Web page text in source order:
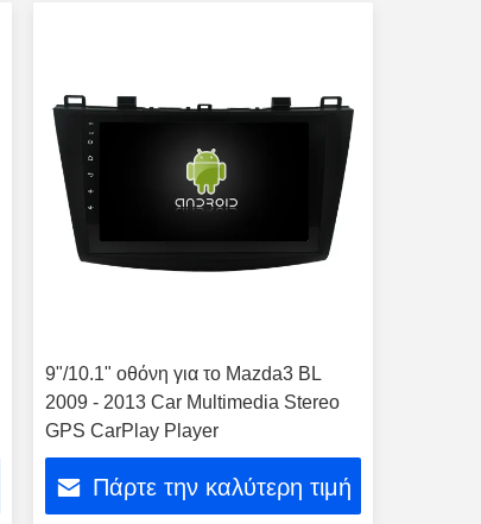
9"/10.1" οθόνη για το Mazda3 BL
2009 - 2013 Car Multimedia Stereo
GPS CarPlay Player
Πάρτε την καλύτερη τιμή